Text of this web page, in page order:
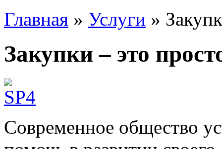
Главная » Услуги »
Закупки – это
Современное общество